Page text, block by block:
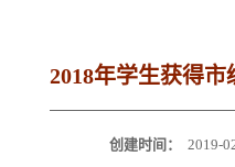
2018年学生获得
创建时间： 2019-